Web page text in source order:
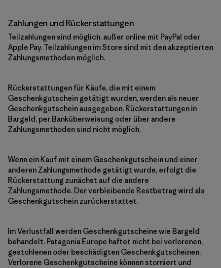
Zahlungen und Rückerstattungen
Teilzahlungen sind möglich, außer online mit PayPal oder
Apple Pay. Teilzahlungen im Store sind mit den akzeptierten
Zahlungsmethoden möglich.
Rückerstattungen für Käufe, die mit einem
Geschenkgutschein getätigt wurden, werden als neuer
Geschenkgutschein ausgegeben. Rückerstattungen in
Bargeld, per Banküberweisung oder über andere
Zahlungsmethoden sind nicht möglich.
Wenn ein Kauf mit einem Geschenkgutschein und einer
anderen Zahlungsmethode getätigt wurde, erfolgt die
Rückerstattung zunächst auf die andere
Zahlungsmethode. Der verbleibende Restbetrag wird als
Geschenkgutschein zurückerstattet.
Im Verlustfall werden Geschenkgutscheine wie Bargeld
behandelt. Patagonia Europe haftet nicht bei verlorenen,
gestohlenen oder beschädigten Geschenkgutscheinen.
Verlorene Geschenkgutscheine können storniert und